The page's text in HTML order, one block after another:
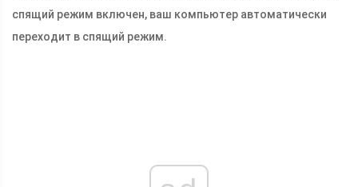
спящий режим включен, ваш компьютер автоматически
переходит в спящий режим.